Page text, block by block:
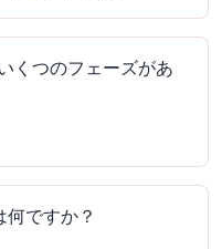
くつのフェーズがあ
ですか？